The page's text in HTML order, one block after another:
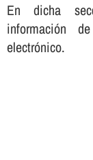
En dicha
información
electrónico.